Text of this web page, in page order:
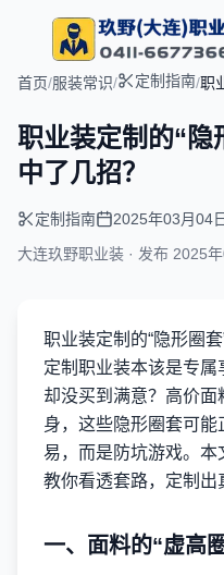
首页/服装常识/ 定制指南/职
职业装定制的“隐
中了几招？
定制指南 2025年03月04日
大连玖野职业装 · 发布 2025
职业装定制的“隐形圈
定制职业装本该是专
却没买到满意？高价
身，这些隐形圈套可
易，而是防坑游戏。本
教你看透套路，定制出
一、面料的“虚高